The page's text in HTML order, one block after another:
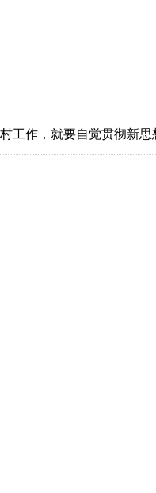
工作，就要自觉贯彻新